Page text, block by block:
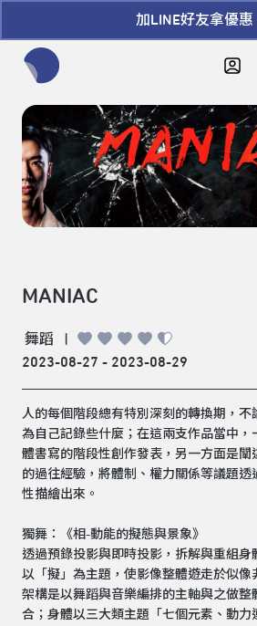
加LINE好友拿優惠
MANIAC
舞蹈
|
2023-08-27 - 2023-08-29
人的每個階段總有特別深刻的轉換期，不
為自己記錄些什麼；在這兩支作品當中，
體書寫的階段性創作發表，另一方面是闡
的過往經驗，將體制、權力關係等議題透
性描繪出來。
獨舞：《相-動能的擬態與景象》
透過預錄投影與即時投影，拆解與重組身
以「擬」為主題，使影像整體遊走於似像
架構是以舞蹈與音樂編排的主軸與之做整
合；身體以三大類主題「七個元素、動力